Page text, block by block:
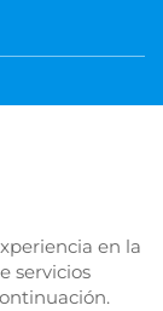
en la
servicios